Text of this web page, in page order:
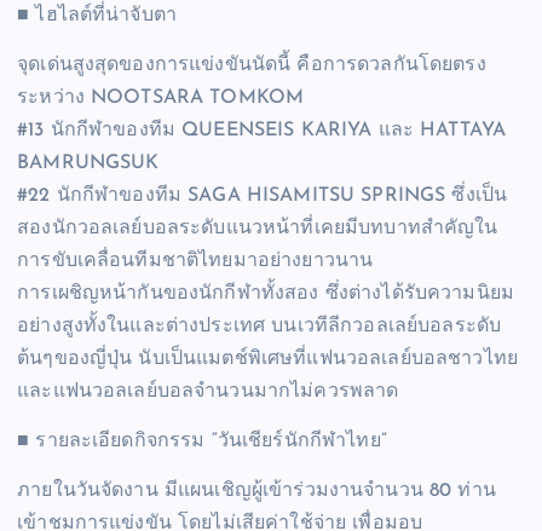
■ ไฮไลต์ที่น่าจับตา
จุดเด่นสูงสุดของการแข่งขันนัดนี้ คือการดวลกันโดยตรง
ระหว่าง NOOTSARA TOMKOM
#13 นักกีฬาของทีม QUEENSEIS KARIYA และ HATTAYA
BAMRUNGSUK
#22 นักกีฬาของทีม SAGA HISAMITSU SPRINGS ซึ่งเป็น
สองนักวอลเลย์บอลระดับแนวหน้าที่เคยมีบทบาทสำคัญใน
การขับเคลื่อนทีมชาติไทยมาอย่างยาวนาน
การเผชิญหน้ากันของนักกีฬาทั้งสอง ซึ่งต่างได้รับความนิยม
อย่างสูงทั้งในและต่างประเทศ บนเวทีลีกวอลเลย์บอลระดับ
ต้นๆของญี่ปุ่น นับเป็นแมตช์พิเศษที่แฟนวอลเลย์บอลชาวไทย
และแฟนวอลเลย์บอลจำนวนมากไม่ควรพลาด
■ รายละเอียดกิจกรรม “วันเชียร์นักกีฬาไทย”
ภายในวันจัดงาน มีแผนเชิญผู้เข้าร่วมงานจำนวน 80 ท่าน
เข้าชมการแข่งขัน โดยไม่เสียค่าใช้จ่าย เพื่อมอบ